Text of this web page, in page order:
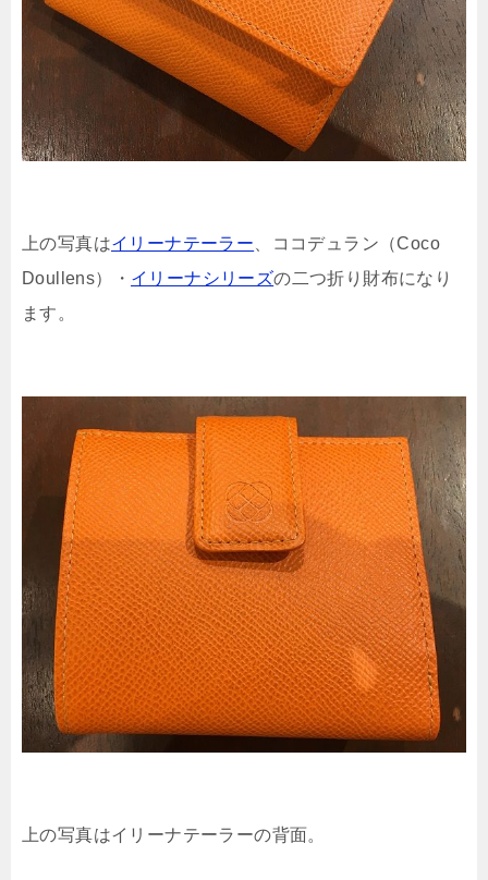
上の写真はイリーナテーラー 、ココデュラン（Coco
Doullens）・ イリーナシリーズの二つ折り財布になり
ます。
上の写真はイリーナテーラーの背面。